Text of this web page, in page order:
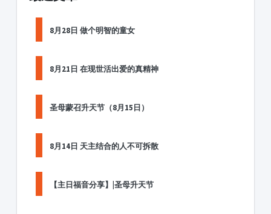
8月28日 做个明智的童女
8月21日 在现世活出爱的真精神
圣母蒙召升天节（8月15日）
8月14日 天主结合的人不可拆散
【主日福音分享】|圣母升天节